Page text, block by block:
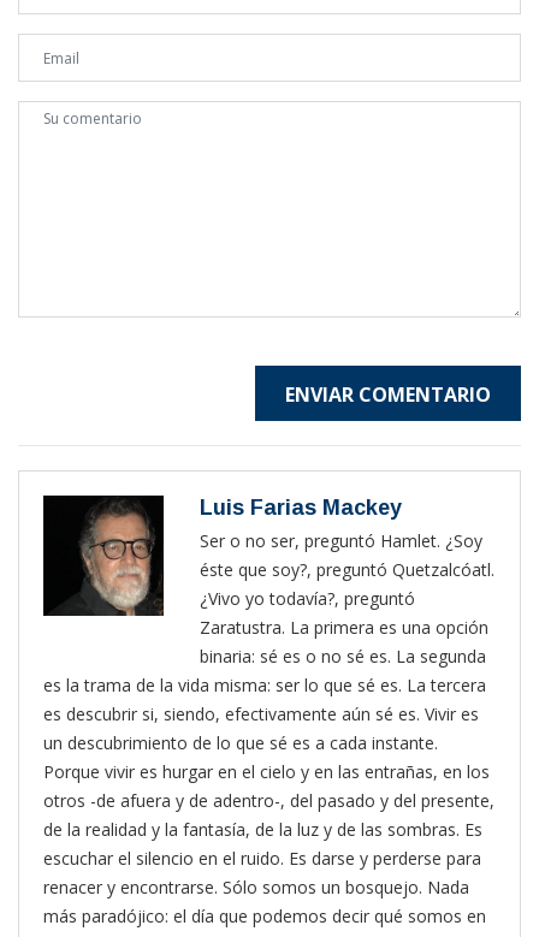
ENVIAR COMENTARIO
Luis Farias Mackey
Ser o no ser, preguntó Hamlet. ¿Soy
éste que soy?, preguntó Quetzalcóatl.
¿Vivo yo todavía?, preguntó
Zaratustra. La primera es una opción
binaria: sé es o no sé es. La segunda
es la trama de la vida misma: ser lo que sé es. La tercera
es descubrir si, siendo, efectivamente aún sé es. Vivir es
un descubrimiento de lo que sé es a cada instante.
Porque vivir es hurgar en el cielo y en las entrañas, en los
otros -de afuera y de adentro-, del pasado y del presente,
de la realidad y la fantasía, de la luz y de las sombras. Es
escuchar el silencio en el ruido. Es darse y perderse para
renacer y encontrarse. Sólo somos un bosquejo. Nada
más paradójico: el día que podemos decir qué somos en